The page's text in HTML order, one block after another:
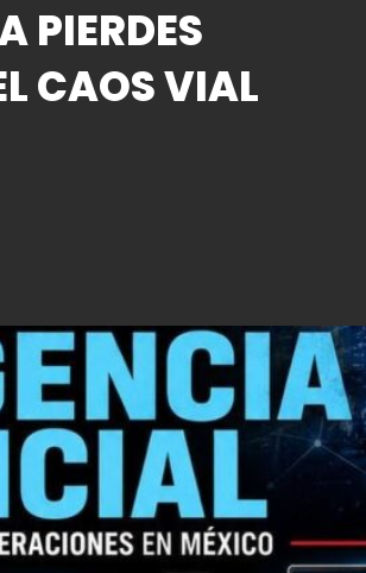
PIERDES
CAOS VIAL